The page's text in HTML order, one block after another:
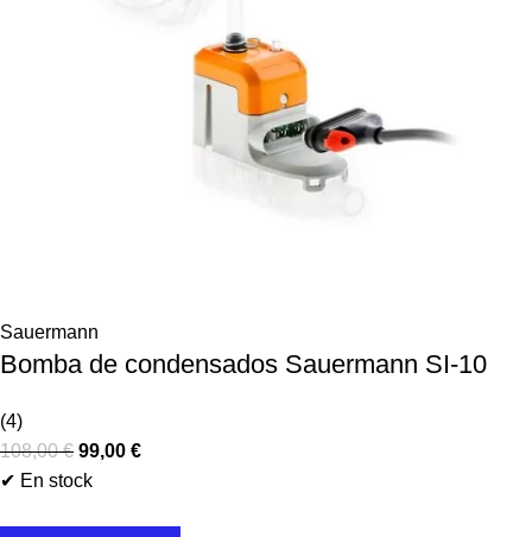
Sauermann
Bomba de condensados Sauermann SI-10
(4)
108,00€ 99,00 €
✔ En stock